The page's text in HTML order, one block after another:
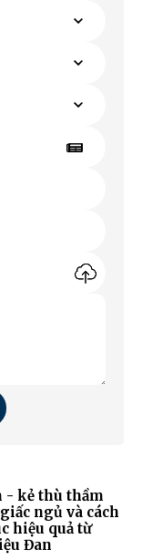
- kẻ thù thầm
ngủ và cách
hiệu quả từ
Đan